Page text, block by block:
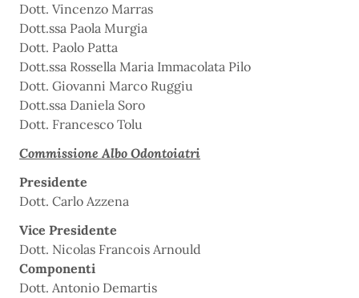
Dott. Vincenzo Marras
Dott.ssa Paola Murgia
Dott. Paolo Patta
Dott.ssa Rossella Maria Immacolata Pilo
Dott. Giovanni Marco Ruggiu
Dott.ssa Daniela Soro
Dott. Francesco Tolu
Commissione Albo Odontoiatri
Presidente
Dott. Carlo Azzena
Vice Presidente
Dott. Nicolas Francois Arnould
Componenti
Dott. Antonio Demartis